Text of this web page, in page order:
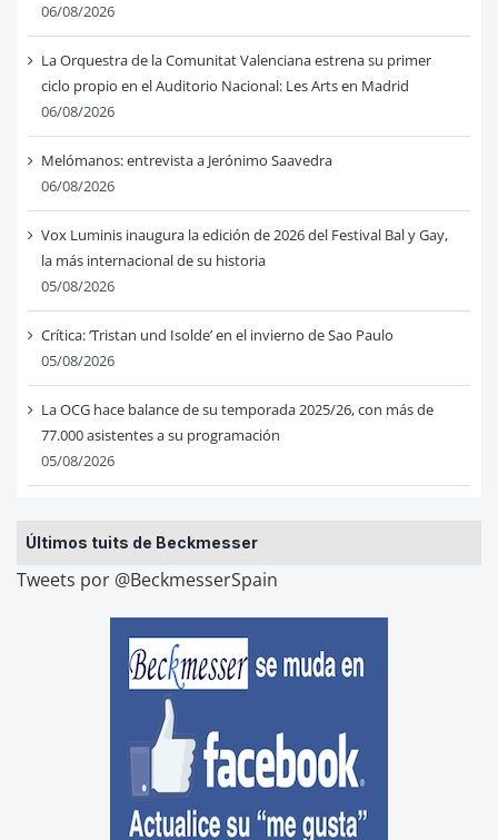
06/08/2026
La Orquestra de la Comunitat Valenciana estrena su primer
ciclo propio en el Auditorio Nacional: Les Arts en Madrid
06/08/2026
Melómanos: entrevista a Jerónimo Saavedra
06/08/2026
Vox Luminis inaugura la edición de 2026 del Festival Bal y Gay,
la más internacional de su historia
05/08/2026
Crítica: ‘Tristan und Isolde’ en el invierno de Sao Paulo
05/08/2026
La OCG hace balance de su temporada 2025/26, con más de
77.000 asistentes a su programación
05/08/2026
Últimos tuits de Beckmesser
Tweets por @BeckmesserSpain